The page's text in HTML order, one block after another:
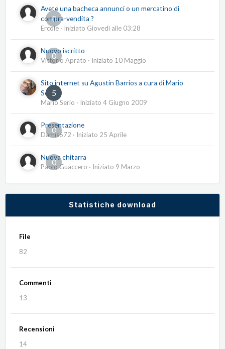
0
Avete una bacheca annunci o un mercatino di
compra-vendita ?
Ercole · Iniziato Giovedì alle 03:28
0
Nuovo iscritto
Vittorio Aprato · Iniziato 10 Maggio
5
Sito internet su Agustín Barrios a cura di Mario
Serio
Mario Serio · Iniziato 4 Giugno 2009
0
Presentazione
Damis672 · Iniziato 25 Aprile
0
Nuova chitarra
Paolo Guaccero · Iniziato 9 Marzo
Statistiche download
File
82
Commenti
13
Recensioni
14